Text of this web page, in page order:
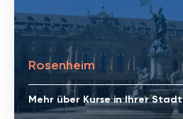
Rosenheim
Mehr über Kurse in Ihrer Stadt